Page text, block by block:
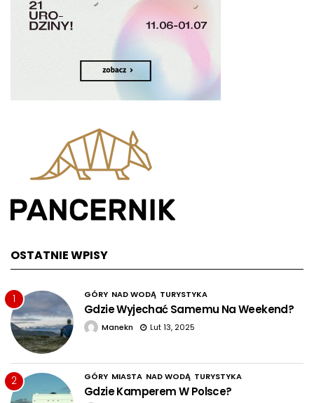
OSTATNIE WPISY
1 GÓRY NAD WODĄ TURYSTYKA
Gdzie Wyjechać Samemu Na Weekend?
Manekn Lut 13, 2025
2 GÓRY MIASTA NAD WODĄ TURYSTYKA
Gdzie Kamperem W Polsce?